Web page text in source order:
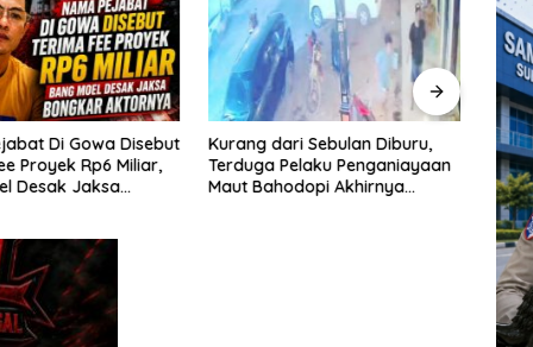
Di Gowa Disebut
Proyek Rp6 Miliar,
Desak Jaksa
Kurang dari Sebulan Diburu,
Terduga Pelaku Penganiayaan
Maut Bahodopi Akhirnya